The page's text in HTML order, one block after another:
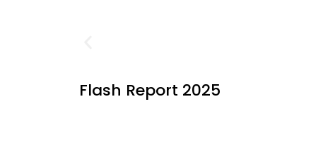
Flash Report 2025